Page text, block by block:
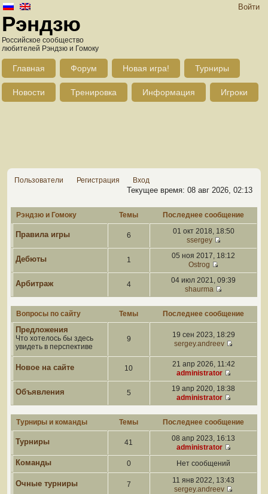
Войти
Рэндзю
Российское сообщество
любителей Рэндзю и Гомоку
Главная Форум Новая игра! Турниры
Новости Тренировка Информация Игроки
Пользователи Регистрация Вход
Текущее время: 08 авг 2026, 02:13
Рэндзю и Гомоку Темы Последнее сообщение
Правила игры 6
01 окт 2018, 18:50
ssergey
Дебюты 1
05 ноя 2017, 18:12
Ostrog
Арбитраж 4
04 июл 2021, 09:39
shaurma
Вопросы по сайту Темы Последнее сообщение
Предложения
Что хотелось бы здесь
увидеть в перспективе
9
19 сен 2023, 18:29
sergey.andreev
Новое на сайте 10
21 апр 2026, 11:42
administrator
Объявления 5
19 апр 2020, 18:38
administrator
Турниры и команды Темы Последнее сообщение
Турниры 41
08 апр 2023, 16:13
administrator
Команды 0 Нет сообщений
Очные турниры 7
11 янв 2022, 13:43
sergey.andreev